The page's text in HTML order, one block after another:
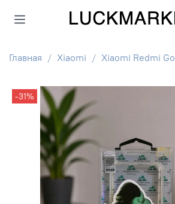
Главная Xiaomi Xiaomi Redmi Go
-31%